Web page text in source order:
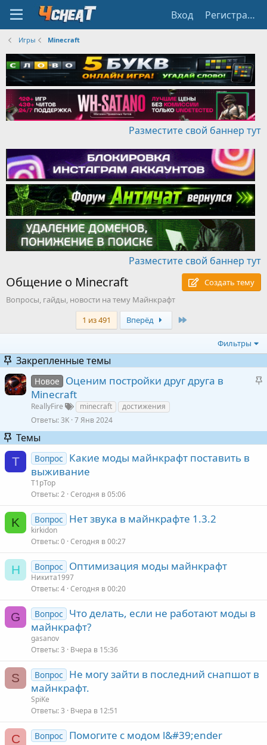
Вход Регистрация
Игры Minecraft
Разместите свой баннер тут
Разместите свой баннер тут
Общение о Minecraft
Создать тему
Вопросы, гайды, новости на тему Майнкрафт
1 из 491
Вперёд
Фильтры
Закрепленные темы
З
е
п
Новое
Оценим постройки друг друга в
Minecraft
ReallyFire minecraft
достижения
Ответы 3K 7 Янв 2024
Темы
T Вопрос
Какие моды майнкрафт поставить в
выживание
T1pTop
Ответы 2 Сегодня в 05:06
K Вопрос Нет звука в майнкрафте 1.3.2
kirkidon
Ответы 0 Сегодня в 00:27
Н Вопрос Оптимизация моды майнкрафт
Никита1997
Ответы 4 Сегодня в 00:20
G Вопрос
Что делать, если не работают моды в
майнкрафт?
gasanov
Ответы 3 Вчера в 15:36
S Вопрос
Не могу зайти в последний снапшот в
майнкрафт.
SpiKe
Ответы 3 Вчера в 12:51
C Вопрос
Помогите с модом l&#39;ender